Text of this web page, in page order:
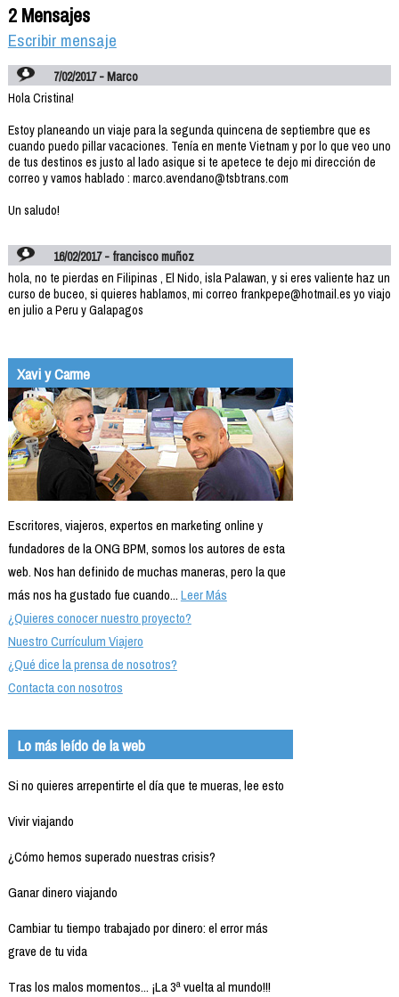
2 Mensajes
Escribir mensaje
7/02/2017 - Marco
Hola Cristina!
Estoy planeando un viaje para la segunda quincena de septiembre que es
cuando puedo pillar vacaciones. Tenía en mente Vietnam y por lo que veo uno
de tus destinos es justo al lado asique si te apetece te dejo mi dirección de
correo y vamos hablado : marco.avendano@tsbtrans.com
Un saludo!
16/02/2017 - francisco muñoz
hola, no te pierdas en Filipinas , El Nido, isla Palawan, y si eres valiente haz un
curso de buceo, si quieres hablamos, mi correo frankpepe@hotmail.es yo viajo
en julio a Peru y Galapagos
Xavi y Carme
Escritores, viajeros, expertos en marketing online y
fundadores de la ONG BPM, somos los autores de esta
web. Nos han definido de muchas maneras, pero la que
más nos ha gustado fue cuando...Leer Más
¿Quieres conocer nuestro proyecto?
Nuestro Currículum Viajero
¿Qué dice la prensa de nosotros?
Contacta con nosotros
Lo más leído de la web
Si no quieres arrepentirte el día que te mueras, lee esto
Vivir viajando
¿Cómo hemos superado nuestras crisis?
Ganar dinero viajando
Cambiar tu tiempo trabajado por dinero: el error más
grave de tu vida
Tras los malos momentos... ¡La 3ª vuelta al mundo!!!